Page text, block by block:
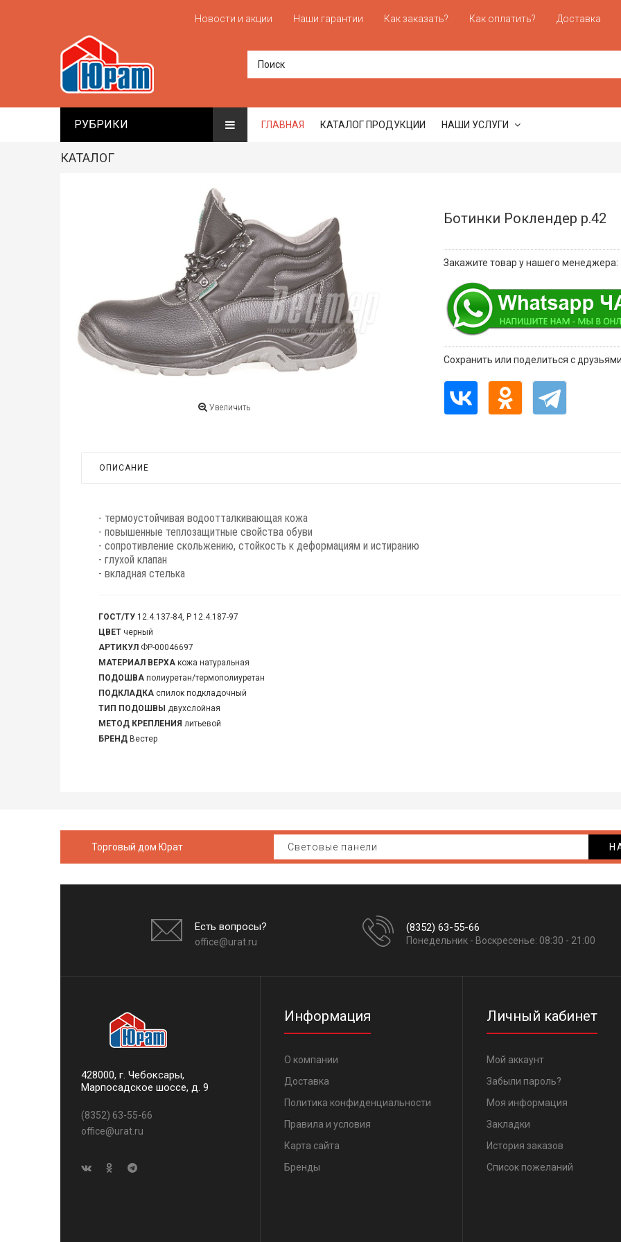
Новости и акции Наши гарантии Как заказать? Как оплатить? Доставка
РУБРИКИ ГЛАВНАЯ КАТАЛОГ ПРОДУКЦИИ НАШИ УСЛУГИ
КАТАЛОГ
Увеличить
Ботинки Роклендер р.42
Закажите товар у нашего менеджера:
Сохранить или поделиться с
ОПИСАНИЕ
- термоустойчивая водоотталкивающая кожа
- повышенные теплозащитные свойства обуви
- сопротивление скольжению, стойкость к деформациям и истиранию
- глухой клапан
- вкладная стелька
ГОСТ/ТУ 12.4.137-84, Р 12.4.187-97
ЦВЕТ черный
АРТИКУЛ ФР-00046697
МАТЕРИАЛ ВЕРХА кожа натуральная
ПОДОШВА полиуретан/термополиуретан
ПОДКЛАДКА спилок подкладочный
ТИП ПОДОШВЫ двухслойная
МЕТОД КРЕПЛЕНИЯ литьевой
БРЕНД Вестер
Торговый дом Юрат
Есть вопросы?
office@urat.ru
(8352) 63-55-66
Понедельник - Воскресенье: 08:30 - 21:00
428000, г. Чебоксары,
Марпосадское шоссе, д. 9
(8352) 63-55-66
office@urat.ru
Информация
О компании
Доставка
Политика конфиденциальности
Правила и условия
Карта сайта
Бренды
Личный кабинет
Мой аккаунт
Забыли пароль?
Моя информация
Закладки
История заказов
Список пожеланий